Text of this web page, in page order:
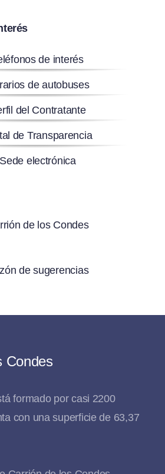
Condes
formado por casi 2200
con una superficie de 63,37